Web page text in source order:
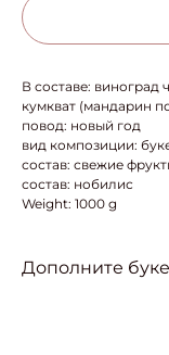
В составе: виноград
кумкват (мандарин
повод: новый год
вид композиции:
состав: свежие
состав: нобилис
Weight: 1000 g
Дополните